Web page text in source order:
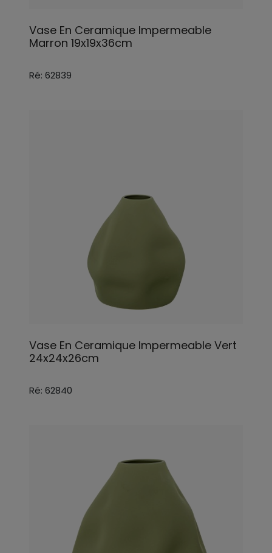
Vase En Ceramique Impermeable
Marron 19x19x36cm
Ré: 62839
Vase En Ceramique Impermeable Vert
24x24x26cm
Ré: 62840